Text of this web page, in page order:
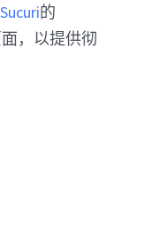
Sucuri的
，以提供彻